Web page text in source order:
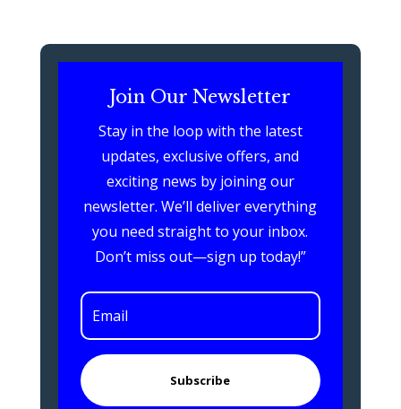
Join Our Newsletter
Stay in the loop with the latest
updates, exclusive offers, and
exciting news by joining our
newsletter. We’ll deliver everything
you need straight to your inbox.
Don’t miss out—sign up today!”
Subscribe